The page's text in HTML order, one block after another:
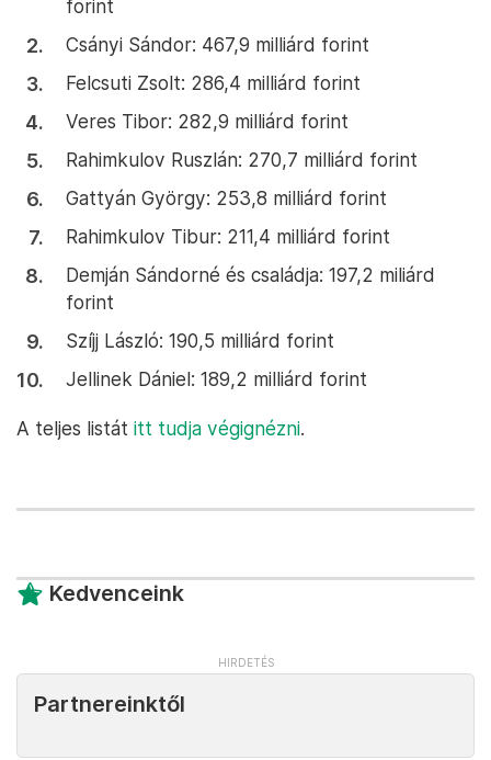
forint
Csányi Sándor: 467,9 milliárd forint
Felcsuti Zsolt: 286,4 milliárd forint
Veres Tibor: 282,9 milliárd forint
Rahimkulov Ruszlán: 270,7 milliárd forint
Gattyán György: 253,8 milliárd forint
Rahimkulov Tibur: 211,4 milliárd forint
Demján Sándorné és családja: 197,2 miliárd
forint
Szíjj László: 190,5 milliárd forint
Jellinek Dániel: 189,2 milliárd forint
A teljes listát itt tudja végignézni.
Kedvenceink
Partnereinktől